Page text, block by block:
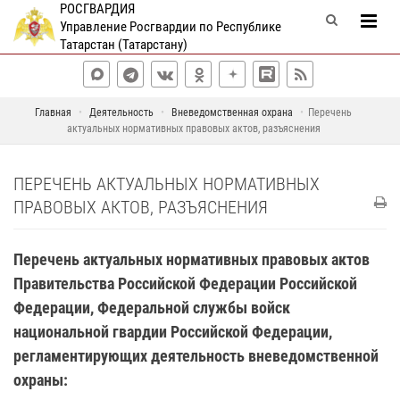
РОСГВАРДИЯ
Управление Росгвардии по Республике
Татарстан (Татарстану)
Главная Деятельность Вневедомственная охрана
Перечень
актуальных нормативных правовых актов, разъяснения
ПЕРЕЧЕНЬ АКТУАЛЬНЫХ НОРМАТИВНЫХ
ПРАВОВЫХ АКТОВ, РАЗЪЯСНЕНИЯ
Перечень актуальных нормативных правовых актов
Правительства Российской Федерации Российской
Федерации, Федеральной службы войск
национальной гвардии Российской Федерации,
регламентирующих деятельность вневедомственной
охраны: